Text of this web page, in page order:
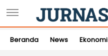
Beranda News Ekonomi